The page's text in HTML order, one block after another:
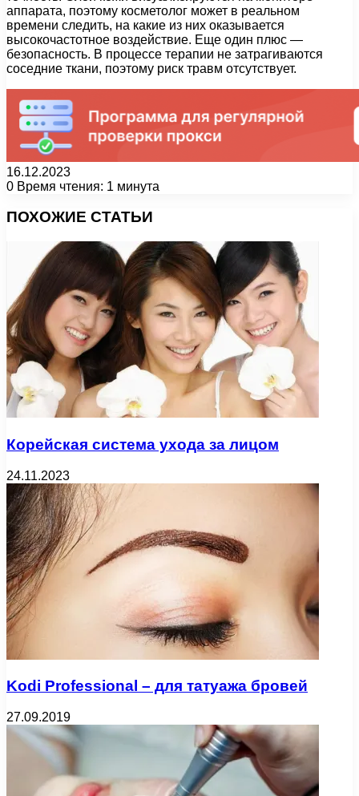
аппарата, поэтому косметолог может в реальном
времени следить, на какие из них оказывается
высокочастотное воздействие. Еще один плюс —
безопасность. В процессе терапии не затрагиваются
соседние ткани, поэтому риск травм отсутствует.
16.12.2023
0 Время чтения: 1 минута
ПОХОЖИЕ СТАТЬИ
Корейская система ухода за лицом
24.11.2023
Kodi Professional – для татуажа бровей
27.09.2019